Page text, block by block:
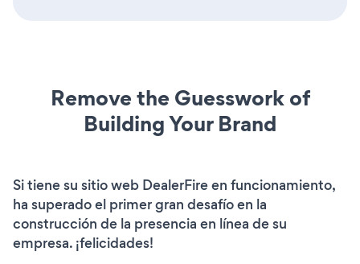
Remove the Guesswork of
Building Your Brand
Si tiene su sitio web DealerFire en funcionamiento,
ha superado el primer gran desafío en la
construcción de la presencia en línea de su
empresa. ¡felicidades!